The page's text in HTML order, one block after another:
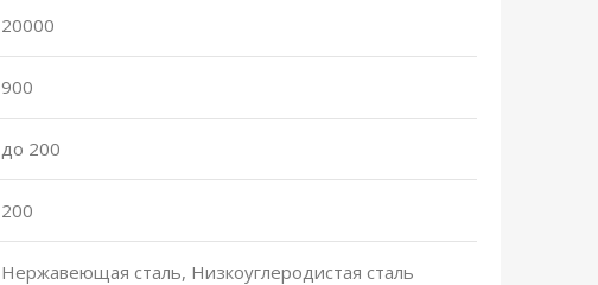
20000
900
до 200
200
Нержавеющая сталь, Низкоуглеродистая сталь